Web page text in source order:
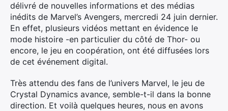
délivré de nouvelles informations et des médias
inédits de Marvel’s Avengers, mercredi 24 juin dernier.
En effet, plusieurs vidéos mettant en évidence le
mode histoire -en particulier du côté de Thor- ou
encore, le jeu en coopération, ont été diffusées lors
de cet événement digital.
Très attendu des fans de l’univers Marvel, le jeu de
Crystal Dynamics avance, semble-t-il dans la bonne
direction. Et voilà quelques heures, nous en avons